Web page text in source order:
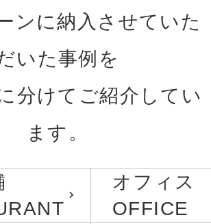
ンに納入させていた
いた事例を
分けてご紹介してい
ます。
オフィス
OFFICE